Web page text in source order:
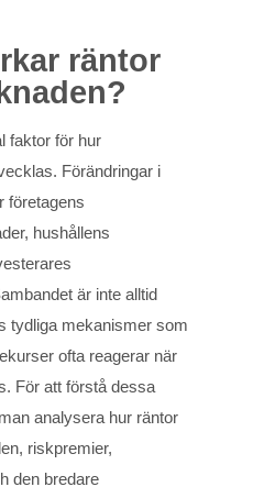
räntor
faktor för hur
Förändringar i
företagens
hushållens
är inte alltid
tydliga mekanismer som
ofta reagerar när
För att förstå dessa
analysera hur räntor
riskpremier,
den bredare